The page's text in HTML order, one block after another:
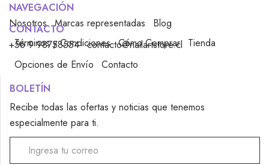
NAVEGACIÓN
Nosotros Marcas representadas
Blog
Términos y Condiciones Cómo Comprar Tienda
CONTACTO
+56 9 98758554 contacto@nailartstore.cl
Opciones de Envío
Contacto
BOLETÍN
Recibe todas las ofertas y noticias que tenemos
especialmente para ti.